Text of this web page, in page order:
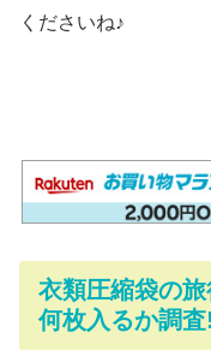
くださいね♪
衣類圧縮袋の
何枚入るか調査!